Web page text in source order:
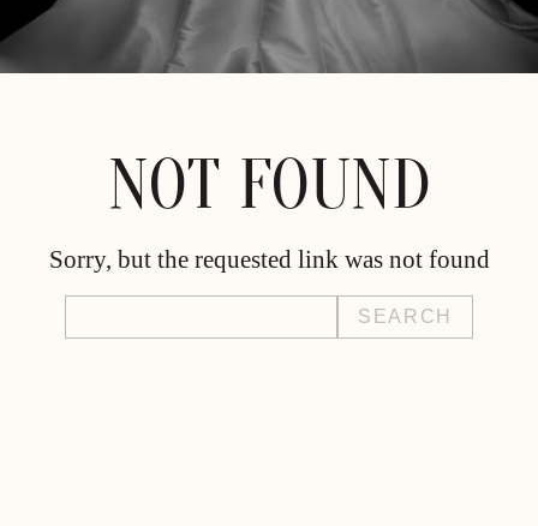
NOT FOUND
Sorry, but the requested link was not found
Search